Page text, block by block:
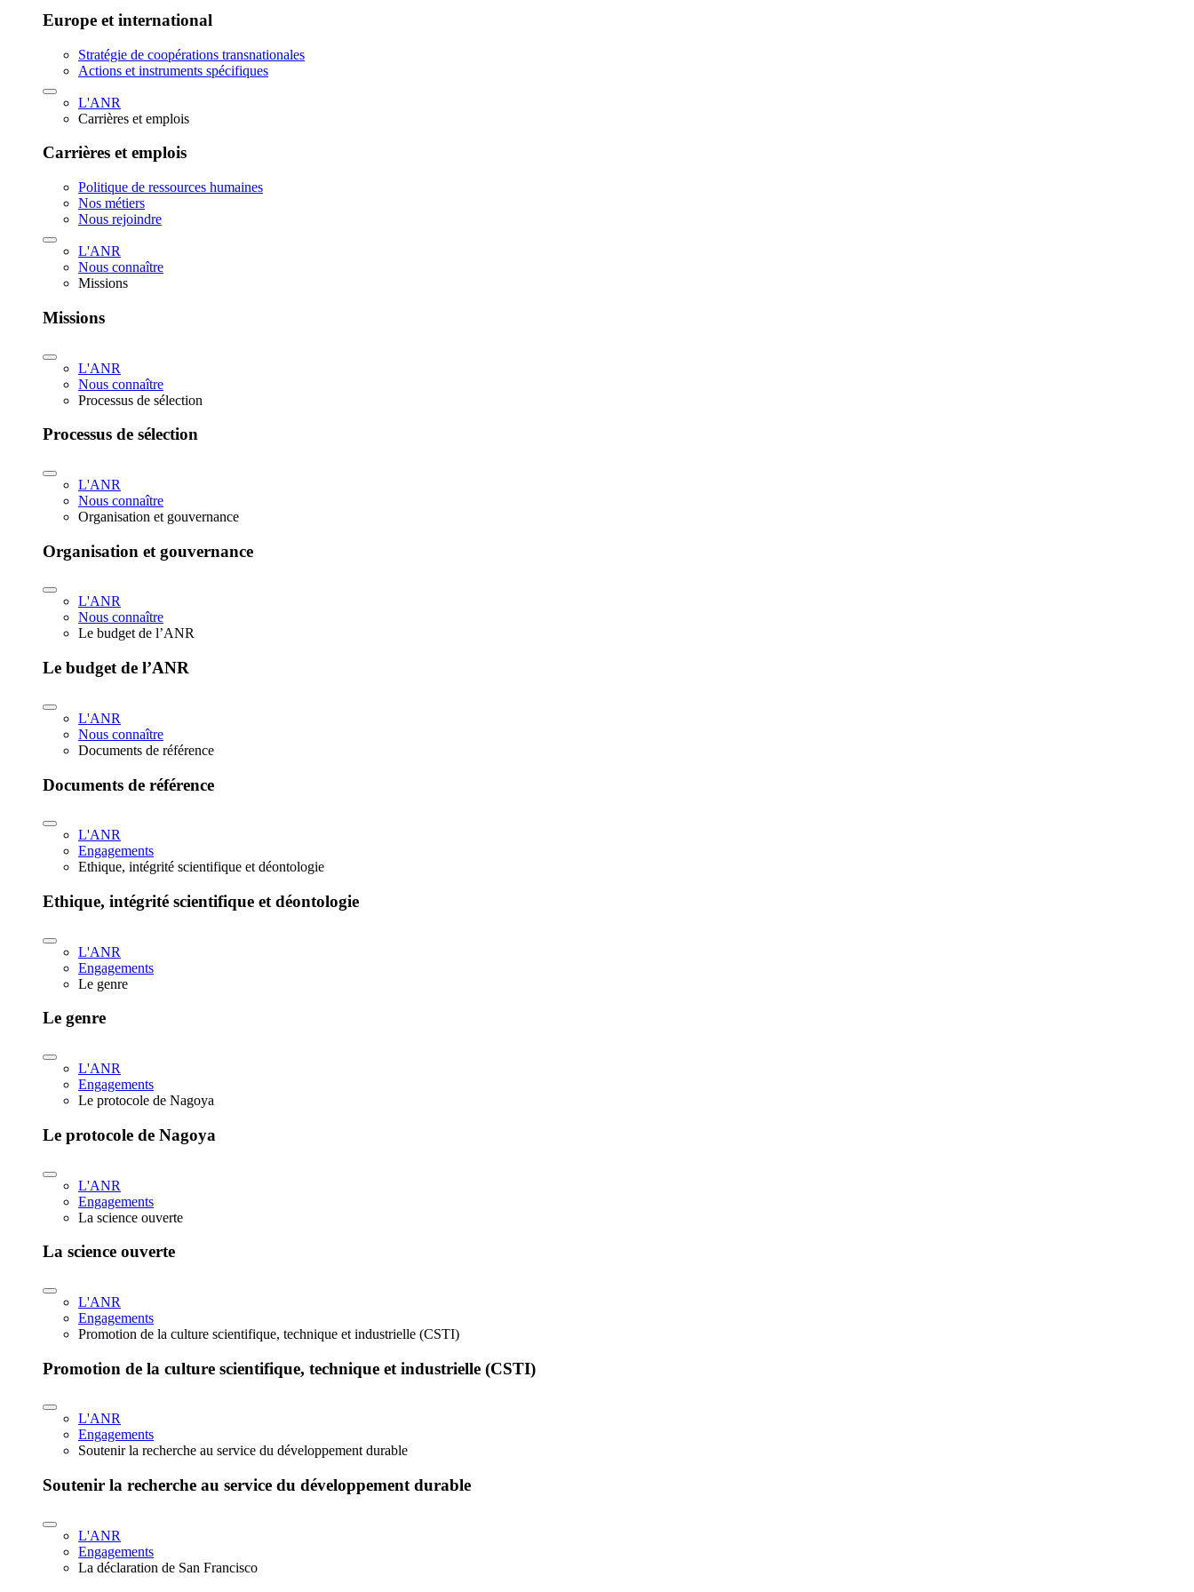
Europe et international
Stratégie de coopérations transnationales
Actions et instruments spécifiques
L'ANR
Carrières et emplois
Carrières et emplois
Politique de ressources humaines
Nos métiers
Nous rejoindre
L'ANR
Nous connaître
Missions
Missions
L'ANR
Nous connaître
Processus de sélection
Processus de sélection
L'ANR
Nous connaître
Organisation et gouvernance
Organisation et gouvernance
L'ANR
Nous connaître
Le budget de l’ANR
Le budget de l’ANR
L'ANR
Nous connaître
Documents de référence
Documents de référence
L'ANR
Engagements
Ethique, intégrité scientifique et déontologie
Ethique, intégrité scientifique et déontologie
L'ANR
Engagements
Le genre
Le genre
L'ANR
Engagements
Le protocole de Nagoya
Le protocole de Nagoya
L'ANR
Engagements
La science ouverte
La science ouverte
L'ANR
Engagements
Promotion de la culture scientifique, technique et industrielle (CSTI)
Promotion de la culture scientifique, technique et industrielle (CSTI)
L'ANR
Engagements
Soutenir la recherche au service du développement durable
Soutenir la recherche au service du développement durable
L'ANR
Engagements
La déclaration de San Francisco